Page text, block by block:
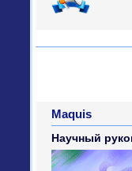
Maquis
Научный